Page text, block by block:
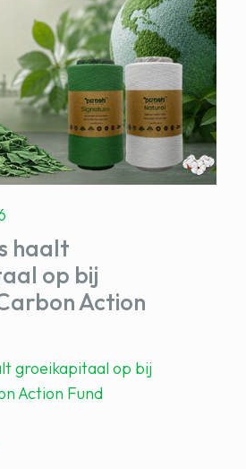
haalt
op bij
Action
groeikapitaal op bij
Action Fund